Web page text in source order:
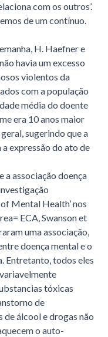
com os outros’.
de um contínuo.
H. Haefner e
havia um excesso
violentos da
com a população
média do doente
era 10 anos maior
sugerindo que a
expressão do ato de
a associação doença
Mental Health’ nos
ECA, Swanson et
uma associação,
doença mental e o
Entretanto, todos eles
tóxicas
de
álcool e drogas não
o auto-